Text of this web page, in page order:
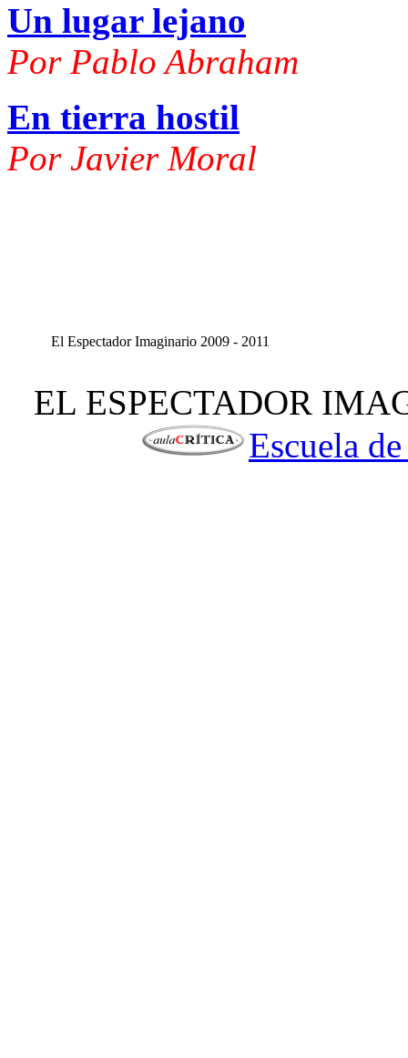
Un lugar lejano
Por Pablo Abraham
En tierra hostil
Por Javier Moral
El Espectador Imaginario 2009 - 2011
EL ESPECTADOR
Escuela